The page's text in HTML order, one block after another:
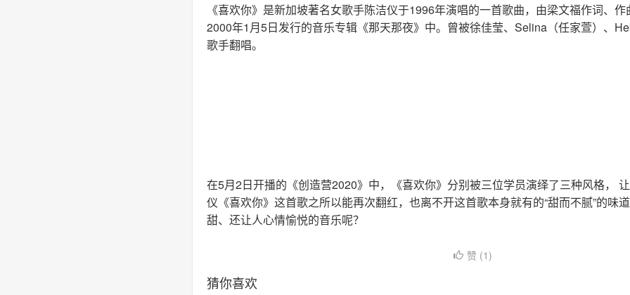
《喜欢你》是新加坡著名女歌手陈洁仪于1996年演唱的一首歌曲，由梁文福作词、
2000年1月5日发行的音乐专辑《那天那夜》中。曾被徐佳莹、Selina（任家萱）、
歌手翻唱。
在5月2日开播的《创造营2020》中，《喜欢你》分别被三位学员演绎了三种风格，
仪《喜欢你》这首歌之所以能再次翻红，也离不开这首歌本身就有的“甜而不腻”的味
甜、还让人心情愉悦的音乐呢？
赞 (1)
猜你喜欢